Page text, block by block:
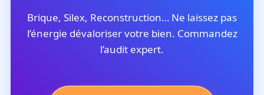
Brique, Silex, Reconstruction… Ne laissez pas
l’énergie dévaloriser votre bien. Commandez
l’audit expert.